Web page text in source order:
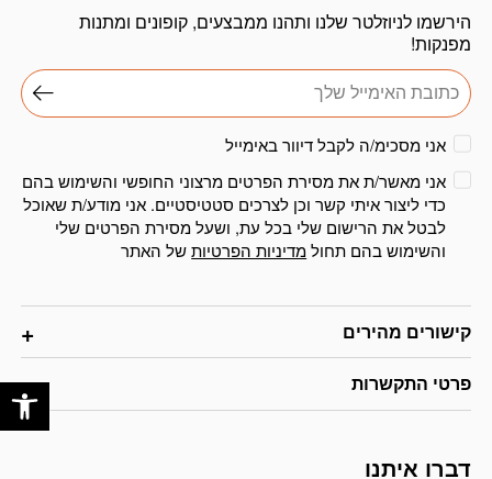
קישורים מהירים
פרטי התקשרות
דברו איתנו
הירשמו לניוזלטר שלנו ותהנו ממבצעים, קופונים ומתנות
מפנקות!
אני מסכימ/ה לקבל דיוור באימייל
אני מאשר/ת את מסירת הפרטים מרצוני החופשי והשימוש בהם
כדי ליצור איתי קשר וכן לצרכים סטטיסטיים. אני מודע/ת שאוכל
לבטל את הרישום שלי בכל עת, ושעל מסירת הפרטים שלי
והשימוש בהם תחולמדיניות הפרטיותשל האתר